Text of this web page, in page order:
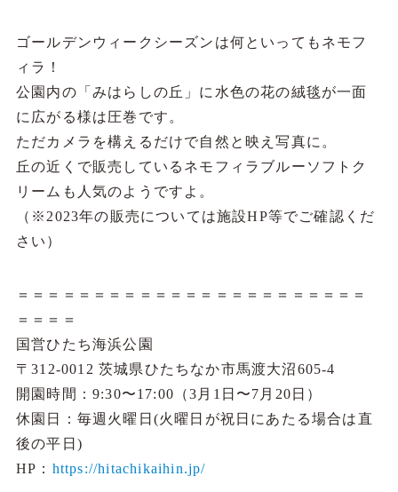
ゴールデンウィークシーズンは何といってもネモフ
ィラ！
公園内の「みはらしの丘」に水色の花の絨毯が一面
に広がる様は圧巻です。
ただカメラを構えるだけで自然と映え写真に。
丘の近くで販売しているネモフィラブルーソフトク
リームも人気のようですよ。
（※2023年の販売については施設HP等でご確認くだ
さい）
＝＝＝＝＝＝＝＝＝＝＝＝＝＝＝＝＝＝＝＝＝＝＝
＝＝＝＝
国営ひたち海浜公園
〒312-0012 茨城県ひたちなか市馬渡大沼605-4
開園時間：9:30〜17:00（3月1日〜7月20日）
休園日：毎週火曜日(火曜日が祝日にあたる場合は直
後の平日)
HP： https://hitachikaihin.jp/